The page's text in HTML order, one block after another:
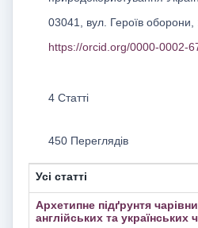
03041, вул. Героїв оборони,
https://orcid.org/0000-0002-
4 Статті
450 Переглядів
Усі статті
Архетипне підґрунтя
англійських та українських